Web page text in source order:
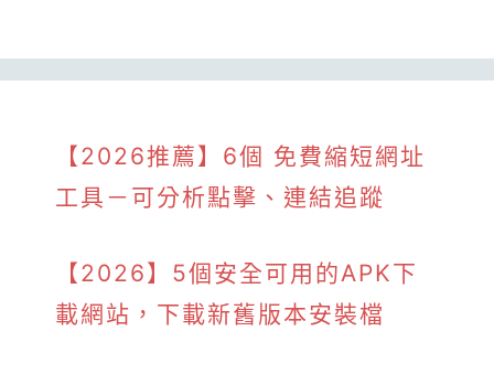
【2026推薦】6個 免費縮短網址
工具－可分析點擊、連結追蹤
【2026】5個安全可用的APK下
載網站，下載新舊版本安裝檔